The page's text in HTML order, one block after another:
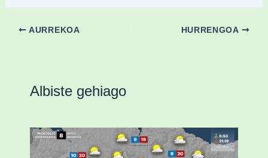
AURREKOA HURRENGOA
Albiste gehiago